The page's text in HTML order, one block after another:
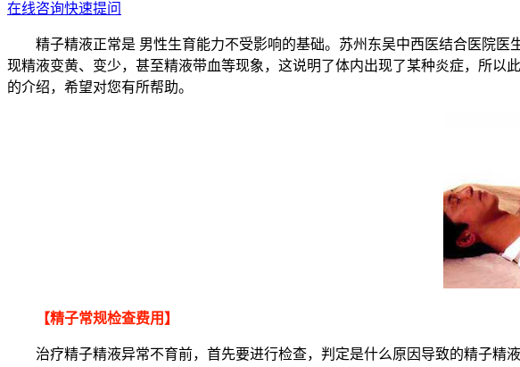
在线咨询快速提问
精子精液正常是 男性生育能力不受影响的基础。苏州东吴中西医结合医院医
现精液变黄、变少，甚至精液带血等现象，这说明了体内出现了某种炎症，所
的介绍，希望对您有所帮助。
【精子常规检查费用】
治疗精子精液异常不育前，首先要进行检查，判定是什么原因导致的精子精